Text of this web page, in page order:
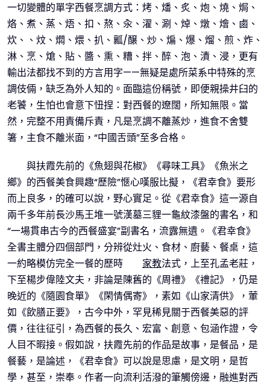
一切變體的單字西餐烹調方式：烤、燔、炙、炮、燒、焗、
烙、煮、蒸、焐、扣、熬、汆、濯、涮、焯、燉、燴、鹵、
炊、、炆、燜、煨、扒、瓤/醸、炒、煸、爆、熘、煎、炸、
淋、烹、熗、貼、醬、熏、糟、拌、醉、泡、漬、浸，更有
輸出法都找不到的方言用字——無疑是處所菜系中特殊的烹
調伎倆，缺乏為外人知的。面臨這份稱號，即便親操井臼的
老饕，生怕也會意下忸捏：對西餐的遼闊，所知無限。當
然，完整不用責備斥責，凡是烹調不離蒸炒，進食不舍雙
箸，主食不離米面，“中國舌頭”至多合格。
與扶霞先前的《魚翅與花椒》《尋味工具》《魚米之
鄉》的西餐美食興趣“歷險”愜心嘆服比擬，《君幸食》要形
而上良多，的確可以說，野心實足。從《君幸食》這一源自
兩千多年前長沙馬王堆一號漢墓三貍一龜紋漆盤的書名，和
“一場貫串古今的西餐盛宴”副書名，流露無遺。《君幸食》
全書主體分四個部門，分辨從灶火、食材、廚藝、餐桌，這
一約略模仿完全一餐的歷時
家教法式，上至孔孟老莊，
下至楊步偉陸文夫，非論是陳舊的《周禮》《禮記》，仍是
晚近的《隨園食單》《閑情偶寄》，素如《山家清供》，葷
如《飲膳正要》，古今中外，罕見稀見關于西餐美惡的評
價，往往征引，為西餐的長久、宏富、創意、包涵作證，令
人目不暇接。假如說，扶霞先前的作品是故事，是餐品，是
餐藝，是論述，《君幸食》可以說是思慮，是文明，是哲
學，甚至，崇奉。作者一向流利活潑的筆觸傍邊，融進對西